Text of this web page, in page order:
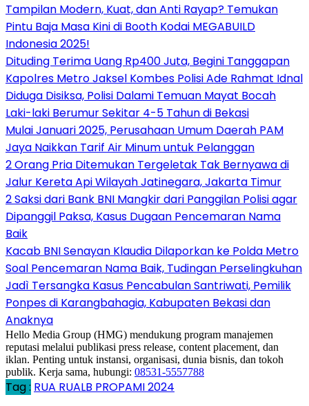
Tampilan Modern, Kuat, dan Anti Rayap? Temukan
Pintu Baja Masa Kini di Booth Kodai MEGABUILD
Indonesia 2025!
Dituding Terima Uang Rp400 Juta, Begini Tanggapan
Kapolres Metro Jaksel Kombes Polisi Ade Rahmat Idnal
Diduga Disiksa, Polisi Dalami Temuan Mayat Bocah
Laki-laki Berumur Sekitar 4-5 Tahun di Bekasi
Mulai Januari 2025, Perusahaan Umum Daerah PAM
Jaya Naikkan Tarif Air Minum untuk Pelanggan
2 Orang Pria Ditemukan Tergeletak Tak Bernyawa di
Jalur Kereta Api Wilayah Jatinegara, Jakarta Timur
2 Saksi dari Bank BNI Mangkir dari Panggilan Polisi agar
Dipanggil Paksa, Kasus Dugaan Pencemaran Nama
Baik
Kacab BNI Senayan Klaudia Dilaporkan ke Polda Metro
Soal Pencemaran Nama Baik, Tudingan Perselingkuhan
Jadì Tersangka Kasus Pencabulan Santriwati, Pemilik
Ponpes di Karangbahagia, Kabupaten Bekasi dan
Anaknya
Hello Media Group (HMG) mendukung program manajemen
reputasi melalui publikasi press release, content placement, dan
iklan. Penting untuk instansi, organisasi, dunia bisnis, dan tokoh
publik. Kerja sama, hubungi: 08531-5557788
Tag : RUA RUALB PROPAMI 2024